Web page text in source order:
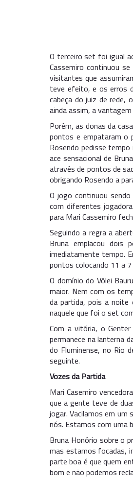
O terceiro set foi igual
Cassemiro continuou
visitantes que
teve efeito, e os erros
cabeça do juiz de rede,
ainda assim, a
Porém, as donas da
pontos e empataram o
Rosendo pedisse
ace sensacional de
através de pontos de
obrigando Rosendo a
O jogo continuou
com diferentes
para Mari Cassemiro
Seguindo a regra a
Bruna emplacou
imediatamente tempo.
pontos colocando 11 a 7
O domínio do Vôlei
maior. Nem com os
da partida, pois a noite
naquele que foi o set
Com a vitória, o
permanece na lanterna
do Fluminense, no Rio
seguinte.
Vozes da Partida
Mari Casemiro
que a gente teve de
jogar. Vacilamos em
nós. Estamos com uma
Bruna Honório sobre o
mas estamos focadas,
parte boa é que quem
bom e não podemos